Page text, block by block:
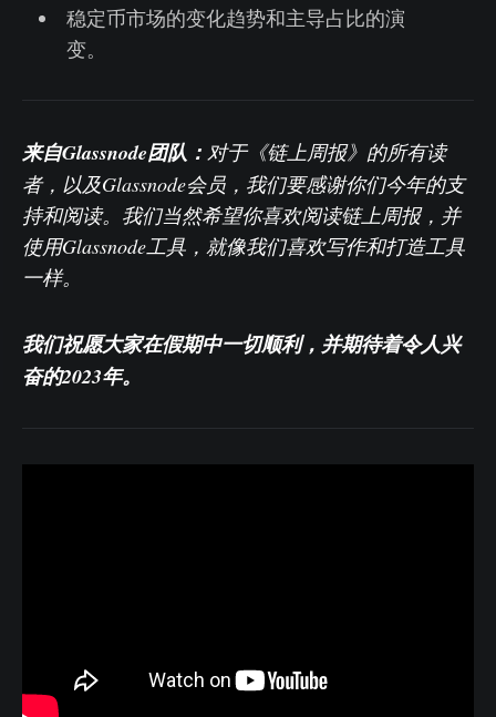
稳定币市场的变化趋势和主导占比的演
变。
来自Glassnode团队： 对于《链上周报》的所有读
者，以及Glassnode会员，我们要感谢你们今年的支
持和阅读。我们当然希望你喜欢阅读链上周报，并
使用Glassnode工具，就像我们喜欢写作和打造工具
一样。
我们祝愿大家在假期中一切顺利，并期待着令人兴
奋的2023年。